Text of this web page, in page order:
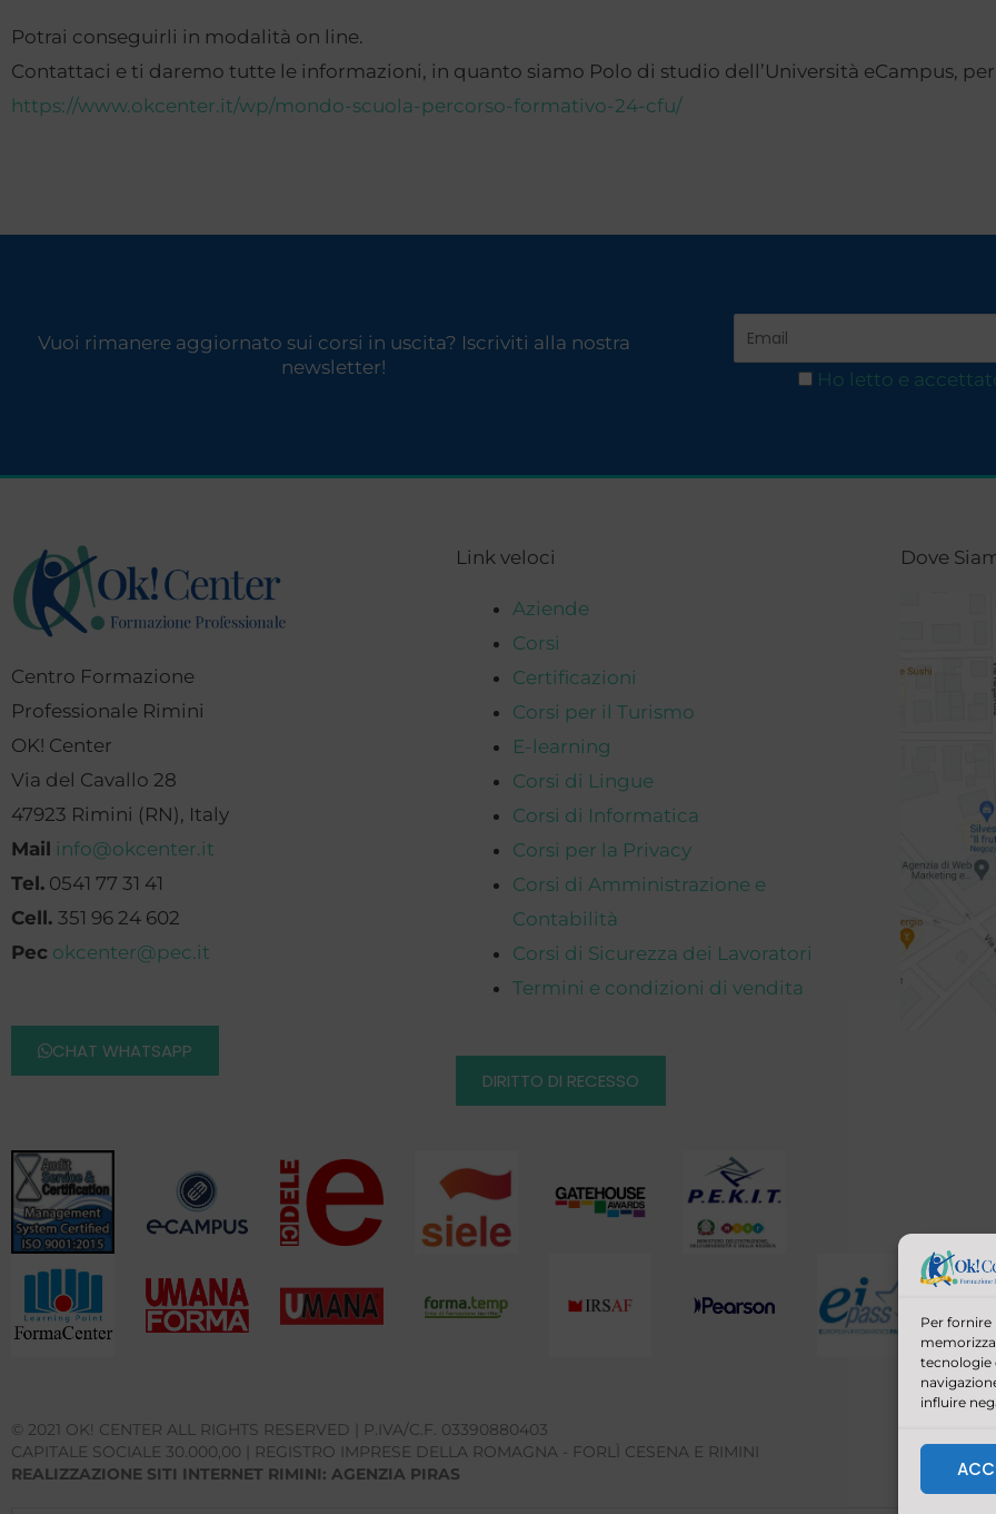
Per fornire
tecnologie
influire
Potrai conseguirli in modalità on line.
Contattaci e ti daremo tutte le informazioni, in quanto siamo Polo di studio dell’Università eCampus,
https://www.okcenter.it/wp/mondo-scuola-percorso-formativo-24-cfu/
Vuoi rimanere aggiornato sui corsi in uscita? Iscriviti alla nostra
newsletter!
Ho letto e
Centro Formazione
Professionale Rimini
OK! Center
Via del Cavallo 28
47923 Rimini (RN), Italy
Mail info@okcenter.it
Tel. 0541 77 31 41
Cell. 351 96 24 602
Pec okcenter@pec.it
CHAT WHATSAPP
Link veloci
Aziende
Corsi
Certificazioni
Corsi per il Turismo
E-learning
Corsi di Lingue
Corsi di Informatica
Corsi per la Privacy
Corsi di Amministrazione e
Contabilità
Corsi di Sicurezza dei Lavoratori
Termini e condizioni di vendita
DIRITTO DI RECESSO
Dove
© 2021 OK! CENTER ALL RIGHTS RESERVED | P.IVA/C.F. 03390880403
CAPITALE SOCIALE 30.000,00 | REGISTRO IMPRESE DELLA ROMAGNA - FORLÌ CESENA E RIMINI
REALIZZAZIONE SITI INTERNET RIMINI: AGENZIA PIRAS